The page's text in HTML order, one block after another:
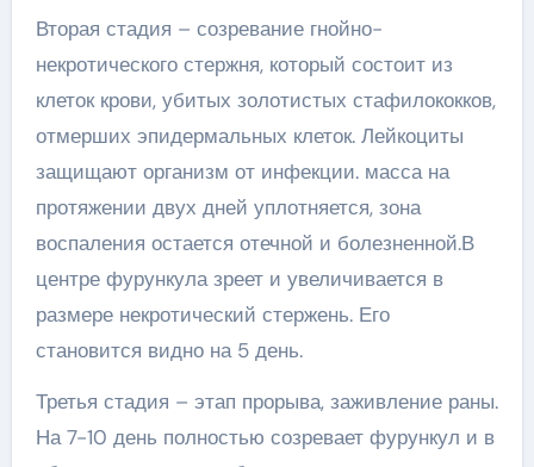
Вторая стадия – созревание гнойно-
некротического стержня, который состоит из
клеток крови, убитых золотистых стафилококков,
отмерших эпидермальных клеток. Лейкоциты
защищают организм от инфекции. масса на
протяжении двух дней уплотняется, зона
воспаления остается отечной и болезненной.В
центре фурункула зреет и увеличивается в
размере некротический стержень. Его
становится видно на 5 день.
Третья стадия – этап прорыва, заживление раны.
На 7-10 день полностью созревает фурункул и в